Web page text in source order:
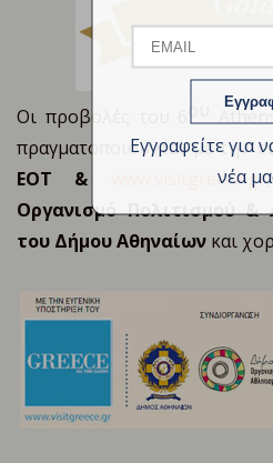
Name
Εγγραφείτε για
νέα
Οι προβολές του 6
πραγματοποιούνται με την
ΕΟΤ &
www.visitgreece.gr
Οργανισμό Πολιτισμού &
του Δήμου Αθηναίων και